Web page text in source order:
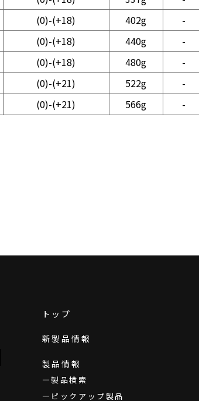
(0)-(+18) 402g -
(0)-(+18) 440g -
(0)-(+18) 480g -
(0)-(+21) 522g -
(0)-(+21) 566g -
トップ
新製品情報
製品情報
製品検索
ピックアップ製品